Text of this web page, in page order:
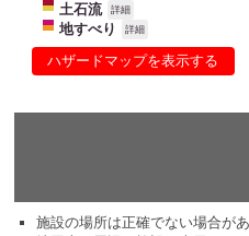
土石流 詳細
地すべり 詳細
ハザードマップを表示する
施設の場所は正確でない場合があ